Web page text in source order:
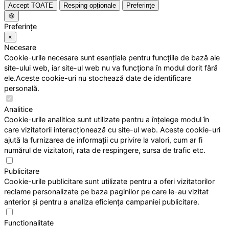
Accept TOATE Resping opționale
Preferințe
🍪
Preferințe
×
Necesare
Cookie-urile necesare sunt esențiale pentru funcțiile de bază ale
site-ului web, iar site-ul web nu va funcționa în modul dorit fără
ele.Aceste cookie-uri nu stochează date de identificare
personală.
Analitice
Cookie-urile analitice sunt utilizate pentru a înțelege modul în
care vizitatorii interacționează cu site-ul web. Aceste cookie-uri
ajută la furnizarea de informații cu privire la valori, cum ar fi
numărul de vizitatori, rata de respingere, sursa de trafic etc.
Publicitare
Cookie-urile publicitare sunt utilizate pentru a oferi vizitatorilor
reclame personalizate pe baza paginilor pe care le-au vizitat
anterior și pentru a analiza eficiența campaniei publicitare.
Funcționalitate